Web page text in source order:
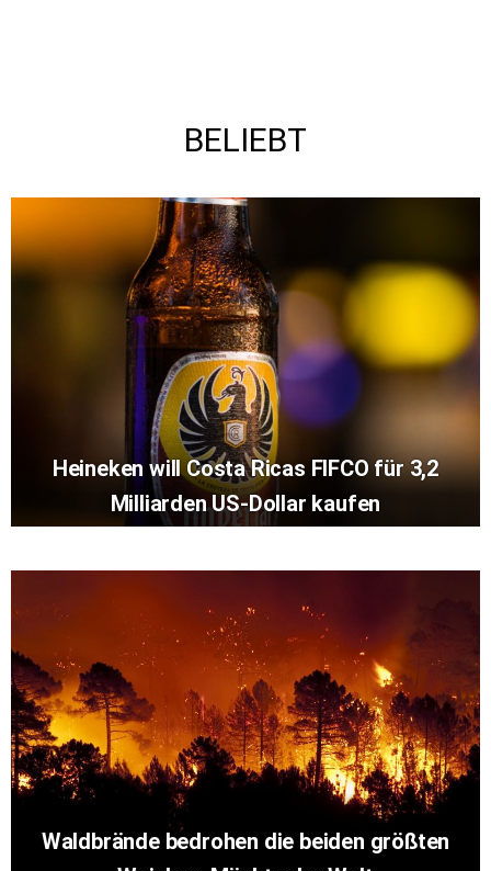
BELIEBT
Heineken will Costa Ricas FIFCO für 3,2
Milliarden US-Dollar kaufen
Waldbrände bedrohen die beiden größten